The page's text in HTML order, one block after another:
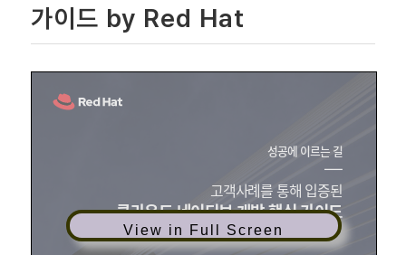
가이드 by Red Hat
View in Full Screen